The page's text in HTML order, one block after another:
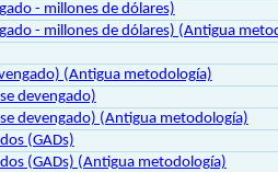
- millones de dólares)
- millones de dólares) (Antigua
(Antigua metodología)
devengado)
devengado) (Antigua metodología)
(GADs)
(GADs) (Antigua metodología)